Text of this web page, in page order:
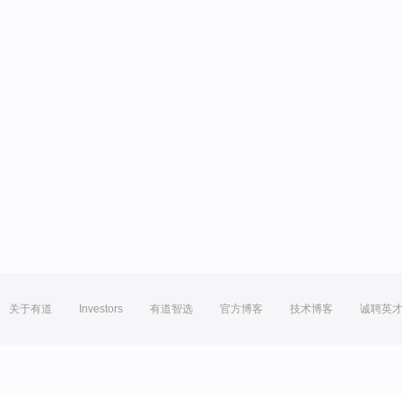
关于有道 Investors 有道智选 官方博客 技术博客 诚聘英才